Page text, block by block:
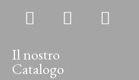
Il nostro
Catalogo